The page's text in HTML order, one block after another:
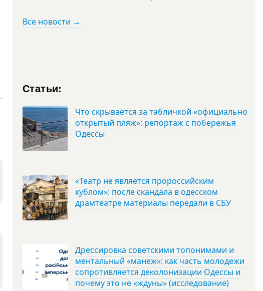
Все новости →
Статьи:
Что скрывается за табличкой «официально
открытый пляж»: репортаж с побережья
Одессы
«Театр не является пророссийским
кублом»: после скандала в одесском
драмтеатре материалы передали в СБУ
Дрессировка советскими топонимами и
ментальный «манеж»: как часть молодежи
сопротивляется деколонизации Одессы и
почему это не «ждуны» (исследование)